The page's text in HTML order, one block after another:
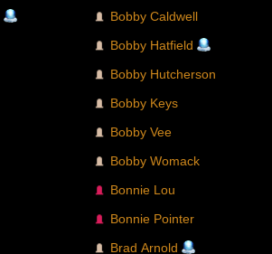
Bobby Caldwell
Bobby Hatfield
Bobby Hutcherson
Bobby Keys
Bobby Vee
Bobby Womack
Bonnie Lou
Bonnie Pointer
Brad Arnold